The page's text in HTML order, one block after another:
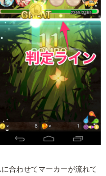
合わせてマーカーが流れて